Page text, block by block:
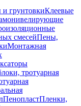
и грунтовкиКлеевые
смесейПены,
Монтажная
тротуарная
ПенопластПленки,